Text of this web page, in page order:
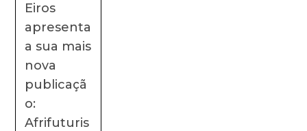
Eiros
apresenta
a sua mais
nova
publicaçã
o:
Afrifuturis